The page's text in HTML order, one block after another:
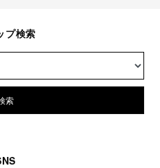
プ検索
索